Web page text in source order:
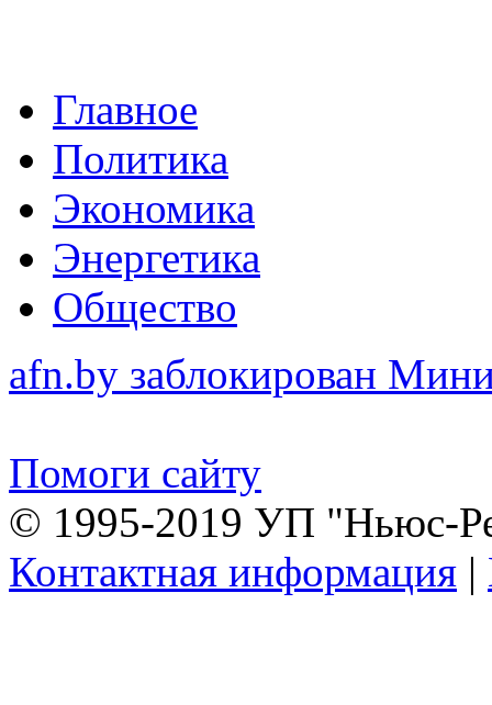
Главное
Политика
Экономика
Энергетика
Общество
afn.by заблокирован
Помоги сайту
© 1995-2019 УП "Ньюс-
Контактная информация |